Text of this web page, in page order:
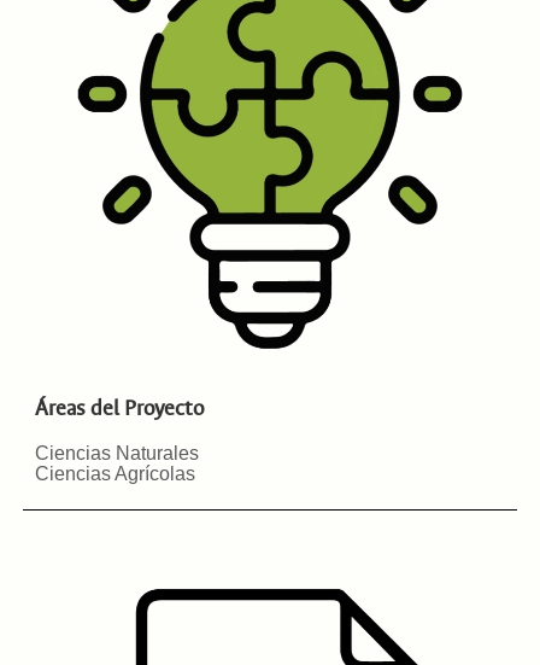
Áreas del Proyecto
Ciencias Naturales
Ciencias Agrícolas